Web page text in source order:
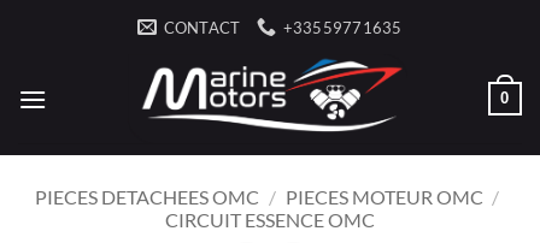
CONTACT +33559771635
0
PIECES DETACHEES OMC / PIECES MOTEUR OMC /
CIRCUIT ESSENCE OMC